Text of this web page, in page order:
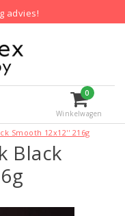
advies!
0
Winkelwagen
Smooth 12x12'' 216g
Black